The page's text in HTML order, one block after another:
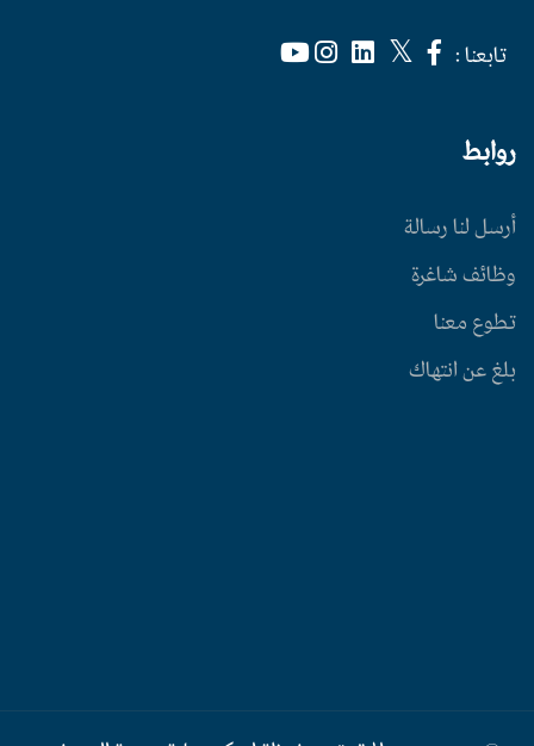
تابعنا :
روابط
أرسل لنا رسالة
وظائف شاغرة
تطوع معنا
بلغ عن انتهاك